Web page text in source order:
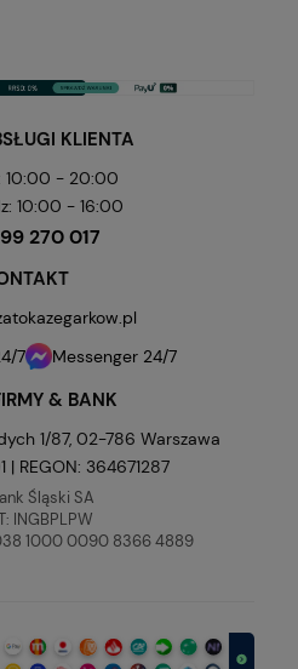
KLIENTA
10:00 - 20:00
10:00 - 16:00
270 017
7
Messenger 24/7
& BANK
1/87, 02-786 Warszawa
| REGON: 364671287
Śląski SA
INGBPLPW
1000 0090 8366 4889